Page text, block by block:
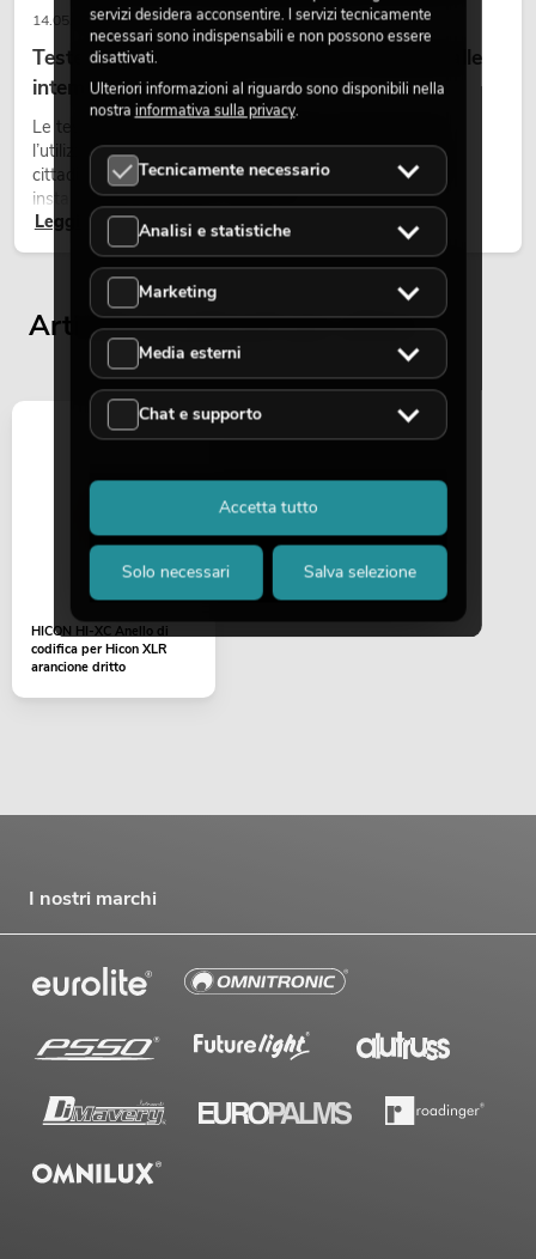
14.05.2026
Teste mobili outdoor: teste mobili resistenti alle
intemperie per eventi
Le teste mobili outdoor sono proiettori motorizzati per
l’utilizzo all’aperto. Vengono impiegate in festival, feste
cittadine, concerti open-air, allestimenti architetturali e
installazioni temporanee all’esterno.
Leggi ora
Articoli visualizzati per ultimi
HICON HI-XC Anello di
codifica per Hicon XLR
arancione dritto
I nostri marchi
servizi desidera acconsentire. I servizi tecnicamente
necessari sono indispensabili e non possono essere
disattivati.
Ulteriori informazioni al riguardo sono disponibili nella
nostra informativa sulla privacy.
Tecnicamente necessario
Analisi e statistiche
Marketing
Media esterni
Chat e supporto
Solo necessari Salva selezione
Accetta tutto